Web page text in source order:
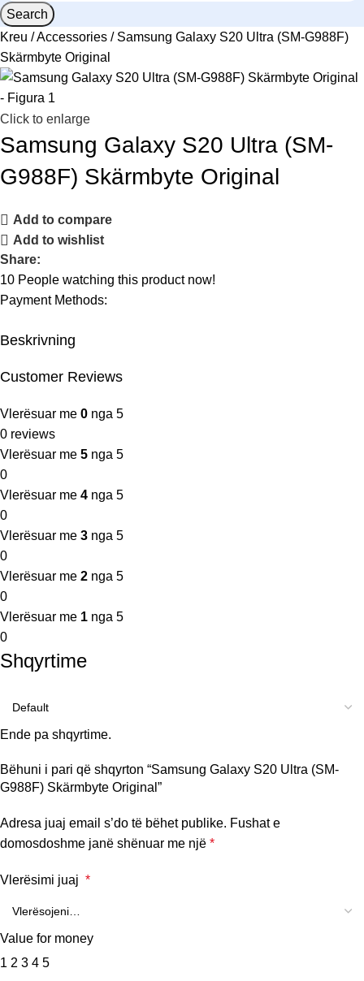
Search
Kreu
Accessories
Samsung Galaxy S20 Ultra (SM-G988F)
Skärmbyte Original
Click to enlarge
Samsung Galaxy S20 Ultra (SM-
G988F) Skärmbyte Original
Add to compare
Add to wishlist
Share:
10 People watching this product now!
Payment Methods:
Beskrivning
Customer Reviews
Vlerësuar me 0 nga 5
0 reviews
Vlerësuar me 5 nga 5
0
Vlerësuar me 4 nga 5
0
Vlerësuar me 3 nga 5
0
Vlerësuar me 2 nga 5
0
Vlerësuar me 1 nga 5
0
Shqyrtime
Ende pa shqyrtime.
Bëhuni i pari që shqyrton “Samsung Galaxy S20 Ultra (SM-
G988F) Skärmbyte Original”
Adresa juaj email s’do të bëhet publike. Fushat e
domosdoshme janë shënuar me një *
Vlerësimi juaj *
Value for money
1 2 3 4 5